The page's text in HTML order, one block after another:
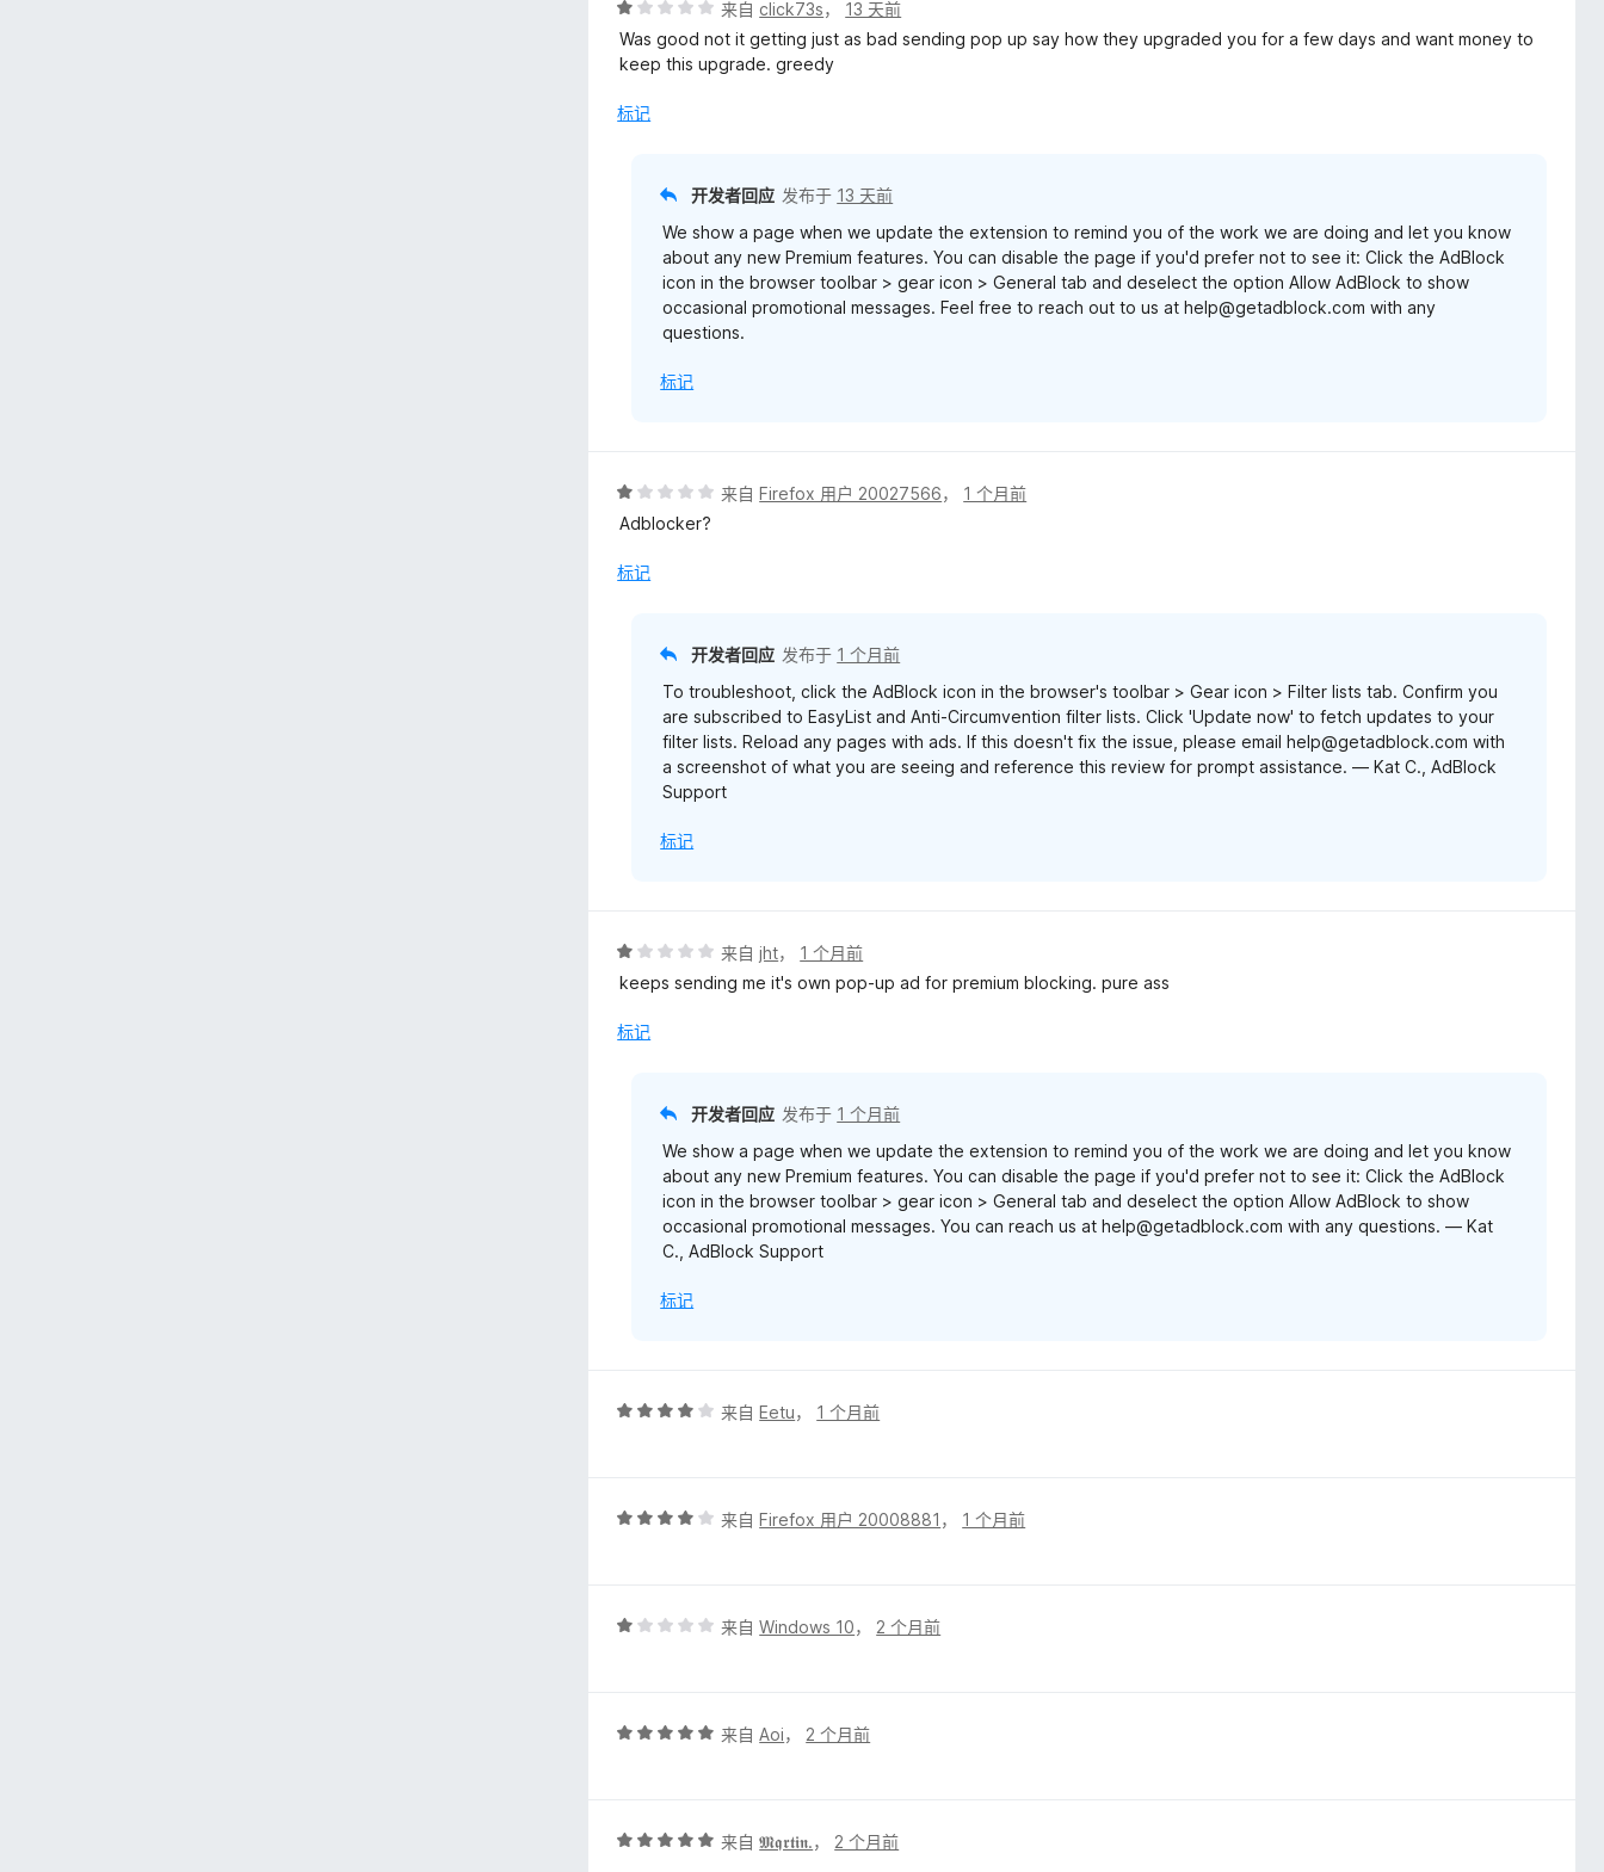
评
分
1
5
来自 click73s， 13 天前
Was good not it getting just as bad sending pop up say how they upgraded you for a few days and want money to
keep this upgrade. greedy
标记
开发者回应 发布于 13 天前
We show a page when we update the extension to remind you of the work we are doing and let you know
about any new Premium features. You can disable the page if you'd prefer not to see it: Click the AdBlock
icon in the browser toolbar > gear icon > General tab and deselect the option Allow AdBlock to show
occasional promotional messages. Feel free to reach out to us at help@getadblock.com with any
questions.
标记
评
分
/
来自Firefox 用户 20027566， 1 个月前
Adblocker?
标记
开发者回应 发布于 1 个月前
To troubleshoot, click the AdBlock icon in the browser's toolbar > Gear icon > Filter lists tab. Confirm you
are subscribed to EasyList and Anti-Circumvention filter lists. Click 'Update now' to fetch updates to your
filter lists. Reload any pages with ads. If this doesn't fix the issue, please email help@getadblock.com with
a screenshot of what you are seeing and reference this review for prompt assistance. — Kat C., AdBlock
Support
标记
评
分
/
来自jht， 1 个月前
keeps sending me it's own pop-up ad for premium blocking. pure ass
标记
开发者回应 发布于 1 个月前
We show a page when we update the extension to remind you of the work we are doing and let you know
about any new Premium features. You can disable the page if you'd prefer not to see it: Click the AdBlock
icon in the browser toolbar > gear icon > General tab and deselect the option Allow AdBlock to show
occasional promotional messages. You can reach us at help@getadblock.com with any questions. — Kat
C., AdBlock Support
标记
评
5
来自Eetu， 1 个月前
评
5
来自Firefox 用户 20008881 ， 1 个月前
评
5
来自Windows 10， 2 个月前
评
5
来自Aoi， 2 个月前
评
来自𝕸𝖖𝖗𝖙𝖎𝖓.， 2 个月前